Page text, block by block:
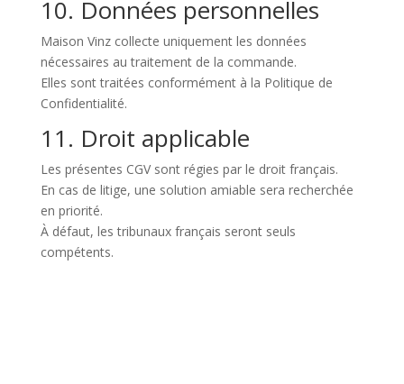
10. Données personnelles
Maison Vinz collecte uniquement les données
nécessaires au traitement de la commande.
Elles sont traitées conformément à la Politique de
Confidentialité.
11. Droit applicable
Les présentes CGV sont régies par le droit français.
En cas de litige, une solution amiable sera recherchée
en priorité.
À défaut, les tribunaux français seront seuls
compétents.